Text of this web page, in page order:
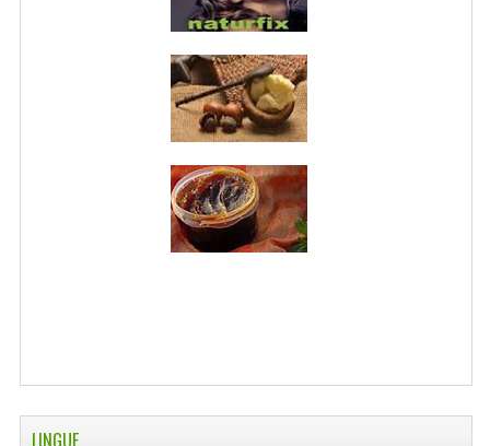
CANCELLA NEWSLETTER
BLOG
FREE-INFO
CORPO
VISO
OLI ESSENZIALI